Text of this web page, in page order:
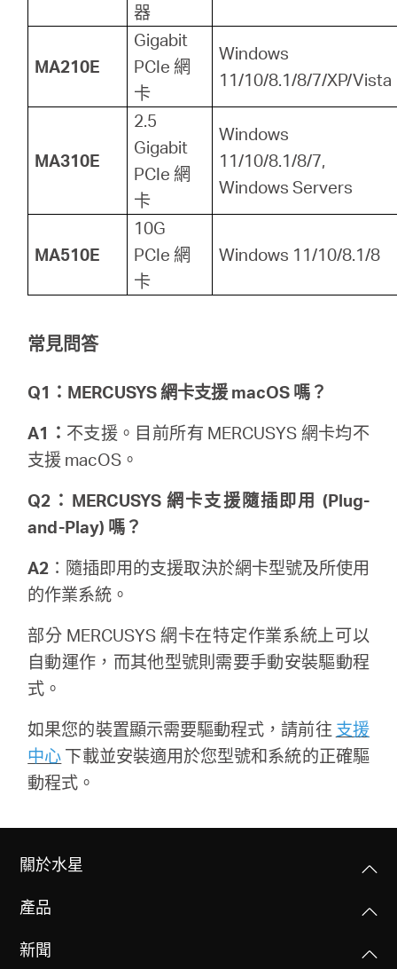
器
MA210E
Gigabit
PCIe 網
卡
Windows
11/10/8.1/8/7/XP/Vista
MA310E
2.5
Gigabit
PCIe 網
卡
Windows
11/10/8.1/8/7,
Windows Servers
MA510E
10G
PCIe 網
卡
Windows 11/10/8.1/8
常見問答
Q1：MERCUSYS 網卡支援 macOS 嗎？
A1： 不支援。目前所有 MERCUSYS 網卡均不
支援 macOS。
Q2：MERCUSYS 網卡支援隨插即用 (Plug-
and-Play) 嗎？
A2 ：隨插即用的支援取決於網卡型號及所使用
的作業系統。
部分 MERCUSYS 網卡在特定作業系統上可以
自動運作，而其他型號則需要手動安裝驅動程
式。
如果您的裝置顯示需要驅動程式，請前往 支援
中心 下載並安裝適用於您型號和系統的正確驅
動程式。
關於水星
產品
新聞